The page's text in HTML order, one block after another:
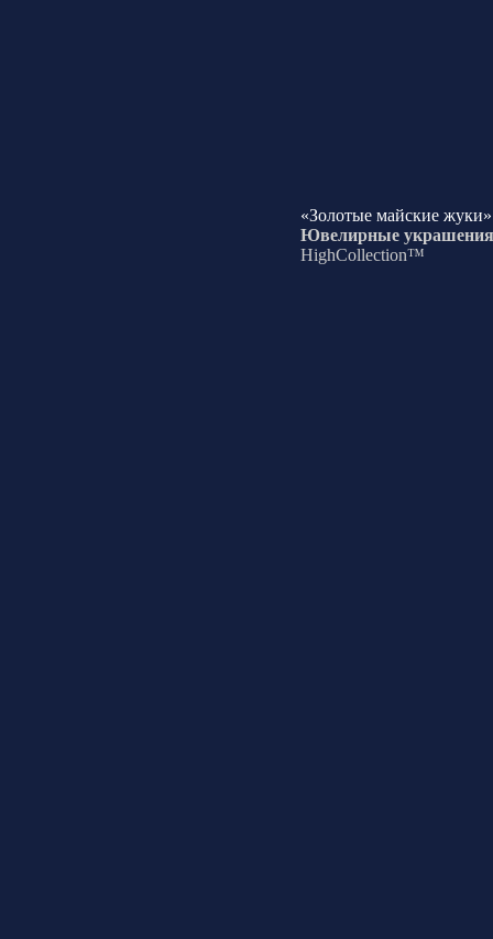
«Золотые майские жуки»
Ювелирные украшения
HighCollection™